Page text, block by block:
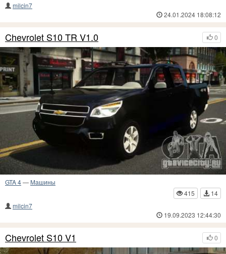
milcin7
24.01.2024 18:08:12
0
Chevrolet S10 TR V1.0
GTA 4— Машины
415
14
milcin7
19.09.2023 12:44:30
0
Chevrolet S10 V1